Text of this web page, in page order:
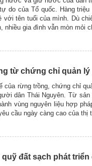
do của Tổ quốc. Hàng
tên tuổi của mình. Dù
nhiều gia đình vẫn mòn mỏi
từ chứng chỉ quản
của rừng trồng, chứng chỉ
dân Thái Nguyên. Từ
vùng nguyên liệu hợp
cầu ngày càng cao của
đất sạch phát